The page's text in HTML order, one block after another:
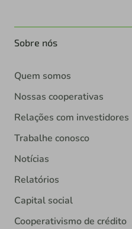
Sobre nós
Quem somos
Nossas cooperativas
Relações com investidores
Trabalhe conosco
Notícias
Relatórios
Capital social
Cooperativismo de crédito